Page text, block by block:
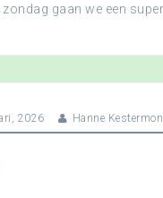
zondag gaan we een
2026 Hanne